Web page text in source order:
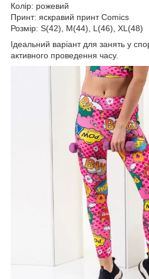
Колір: рожевий
Принт: яскравий принт Comics
Розмір: S(42), M(44), L(46), XL(48)
Ідеальний варіант для занять у
активного проведення часу.